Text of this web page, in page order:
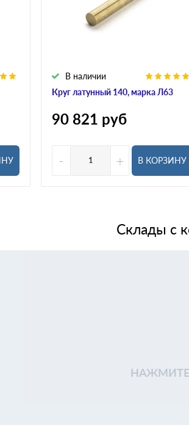
Круг латунный 140, марка Л63
В наличии
90 821 руб
- + В КОРЗИНУ
Склады с
НАЖМИТЕ